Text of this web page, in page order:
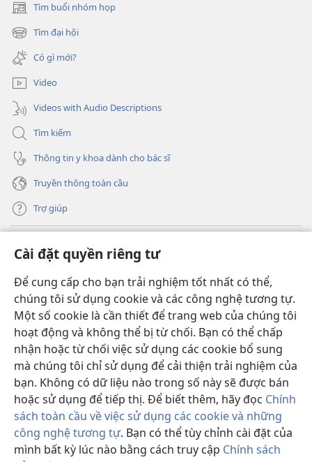
Cài đặt quyền riêng tư
Để cung cấp cho bạn trải nghiệm tốt nhất có thể,
chúng tôi sử dụng cookie và các công nghệ tương tự.
Một số cookie là cần thiết để trang web của chúng tôi
hoạt động và không thể bị từ chối. Bạn có thể chấp
nhận hoặc từ chối việc sử dụng các cookie bổ sung
mà chúng tôi chỉ sử dụng để cải thiện trải nghiệm của
bạn. Không có dữ liệu nào trong số này sẽ được bán
hoặc sử dụng để tiếp thị. Để biết thêm, hãy đọc Chính
sách toàn cầu về việc sử dụng các cookie và những
công nghệ tương tự. Bạn có thể tùy chỉnh cài đặt của
mình bất kỳ lúc nào bằng cách truy cập Chính sách
Tìm buổi nhóm họp
(mở
cửa
sổ
mới)
Tìm đại hội
(mở
cửa
sổ
mới)
Có gì mới?
Video
Videos with Audio Descriptions
Tìm kiếm
Thông tin y khoa dành cho bác sĩ
Truyền thông toàn cầu
Trợ giúp
(mở
cửa
sổ
mới)
THƯ VIỆN TRỰC TUYẾN Tháp Canh
(mở
cửa
sổ
mới)
JW Hub ®
(mở
cửa
sổ
mới)
JW Library
Thư viện Tháp Canh
Copyright© 2026 Watch Tower Bible and Tract Society of Pennsylvania.